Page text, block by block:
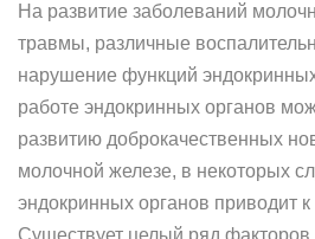
На развитие заболеваний
травмы, различные
нарушение функций
работе эндокринных органов
развитию доброкачественных
молочной железе, в некоторых
эндокринных органов приводит
Существует целый ряд